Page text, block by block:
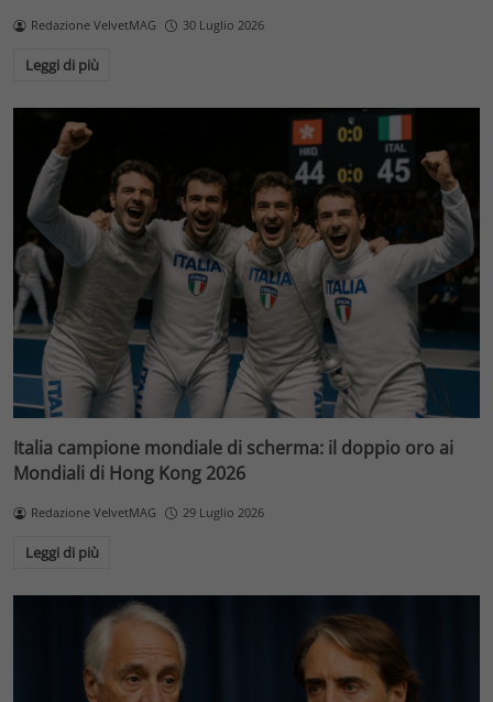
Redazione VelvetMAG 30 Luglio 2026
Leggi di più
Italia campione mondiale di scherma: il doppio oro ai
Mondiali di Hong Kong 2026
Redazione VelvetMAG 29 Luglio 2026
Leggi di più